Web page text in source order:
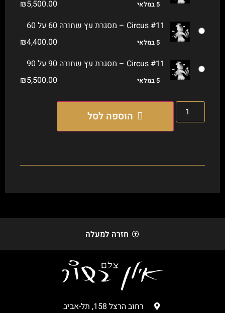
₪5,500.00 5 במלאי
Circus #11 – מסגרת עץ שחורה 60 על 60
₪4,400.00 5 במלאי
Circus #11 – מסגרת עץ שחורה 90 על 90
₪5,500.00 5 במלאי
הוספה לסל
חזרה למעלה
רחוב הרצל 158, תל-אביב